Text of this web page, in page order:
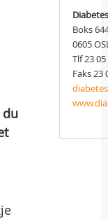
du
Diabetes
Boks
0605
Tlf 23
Faks 23